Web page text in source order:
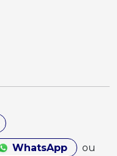
WhatsApp
ou